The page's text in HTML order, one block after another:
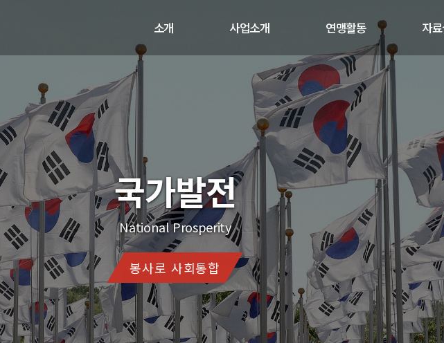
소개 사업소개
사업과 활동
연맹활동
공지사항
지회뉴스
활동 사진
활동 동영상
언론보도
자
국리민복
The Happiness of the Citizens, National Prosperity